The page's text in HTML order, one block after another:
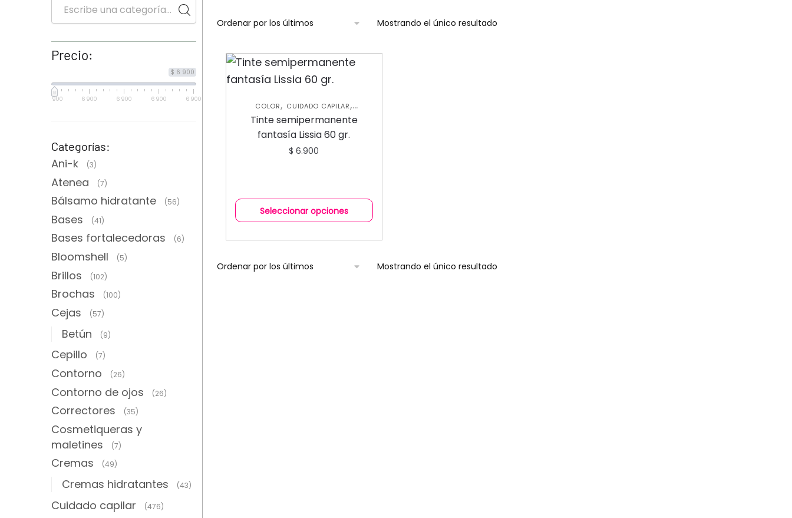
Mostrando el único resultado
COLOR, CUIDADO CAPILAR,
TRATAMIENTOS CAPILARES
Tinte semipermanente
fantasía Lissia 60 gr.
$ 6.900
Seleccionar opciones
Mostrando el único resultado
Precio:
$ 6 900
6 900 6 900 6 900 6 900 6 900
Categorías:
Ani-k (3)
Atenea (7)
Bálsamo hidratante (56)
Bases (41)
Bases fortalecedoras (6)
Bloomshell (5)
Brillos (102)
Brochas (100)
Cejas (57)
Betún (9)
Cepillo (7)
Contorno (26)
Contorno de ojos (26)
Correctores (35)
Cosmetiqueras y
maletines
(7)
Cremas (49)
Cremas hidratantes (43)
Cuidado capilar (476)